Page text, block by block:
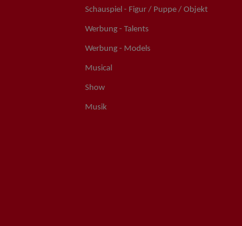
Schauspiel - Figur / Puppe / Objekt
Werbung - Talents
Werbung - Models
Musical
Show
Musik